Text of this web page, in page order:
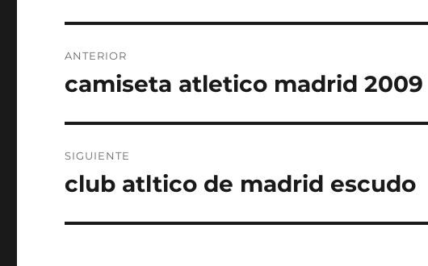
de
ANTERIOR
Entrada
camiseta atletico madrid 2009
SIGUIENTE
Entrada
club atltico de madrid escudo